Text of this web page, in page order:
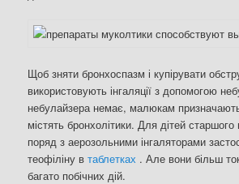
Щоб зняти бронхоспазм і купірувати
використовують інгаляції з допомогою
небулайзера немає, малюкам
містять бронхолітики. Для дітей старшого
поряд з аерозольними інгаляторами
теофіліну втаблетках . Але вони більш
багато побічних дій.